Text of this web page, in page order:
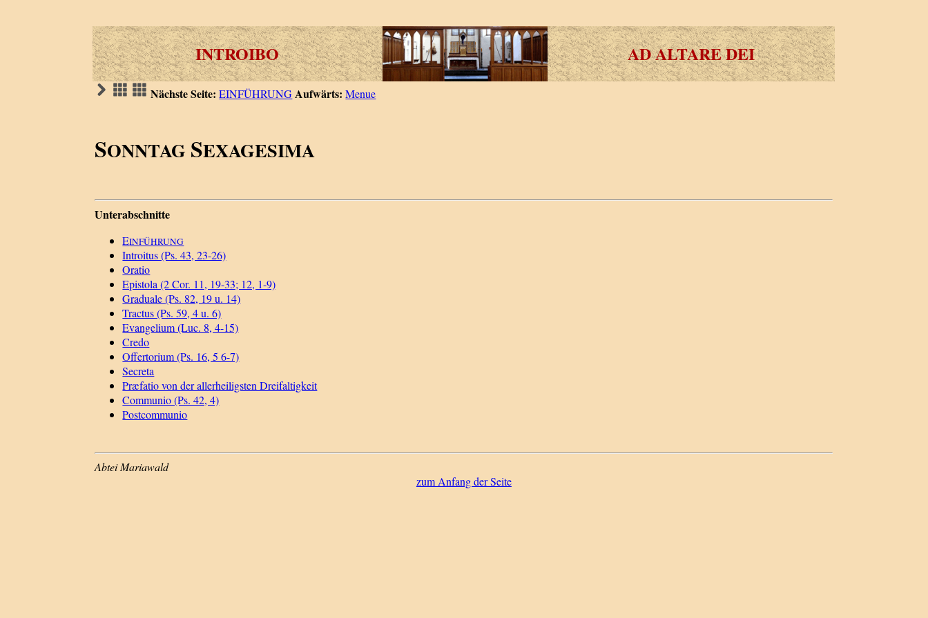
INTROIBO AD ALTARE DEI
Nächste Seite: EINFÜHRUNG Aufwärts: Menue
SONNTAG SEXAGESIMA
Unterabschnitte
EINFÜHRUNG
Introitus (Ps. 43, 23-26)
Oratio
Epistola (2 Cor. 11, 19-33; 12, 1-9)
Graduale (Ps. 82, 19 u. 14)
Tractus (Ps. 59, 4 u. 6)
Evangelium (Luc. 8, 4-15)
Credo
Offertorium (Ps. 16, 5 6-7)
Secreta
Præfatio von der allerheiligsten Dreifaltigkeit
Communio (Ps. 42, 4)
Postcommunio
Abtei Mariawald
zum Anfang der Seite